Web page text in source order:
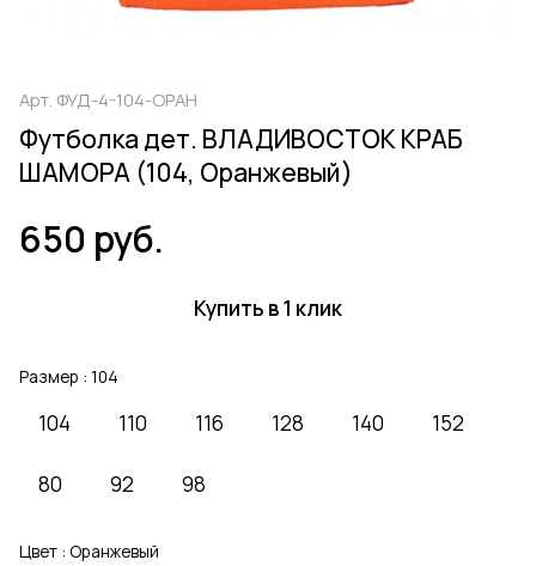
Арт. ФУД-4-104-ОРАН
Футболка дет. ВЛАДИВОСТОК КРАБ
ШАМОРА (104, Оранжевый)
650 руб.
Купить в 1 клик
Размер : 104
104 110 116 128 140 152
80 92 98
Цвет : Оранжевый